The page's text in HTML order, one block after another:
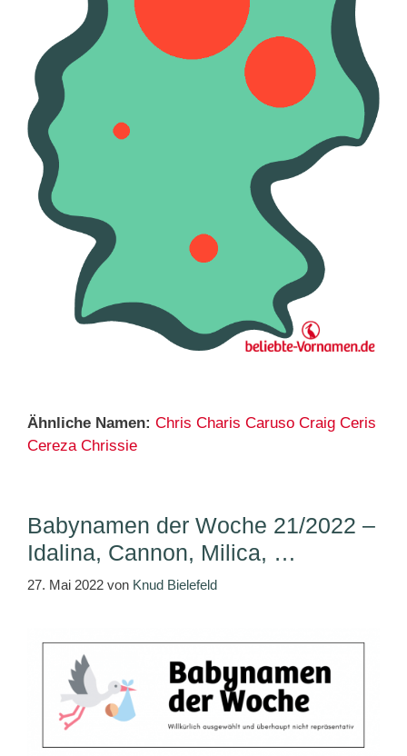
Ähnliche Namen: Chris Charis Caruso Craig Ceris
Cereza Chrissie
Babynamen der Woche 21/2022 –
Idalina, Cannon, Milica, …
27. Mai 2022 von Knud Bielefeld